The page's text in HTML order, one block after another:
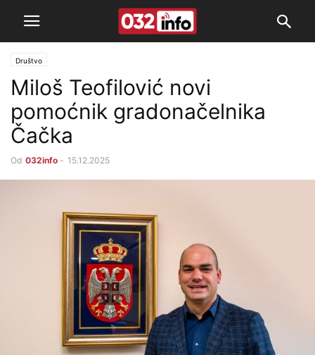
Društvo
Miloš Teofilović novi
pomoćnik gradonačelnika
Čačka
Od 032info - 15.12.2025